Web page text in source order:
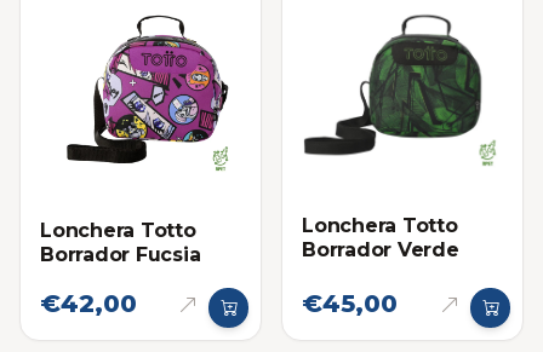
Lonchera Totto
Borrador Fucsia
€42,00
Lonchera Totto
Borrador Verde
€45,00